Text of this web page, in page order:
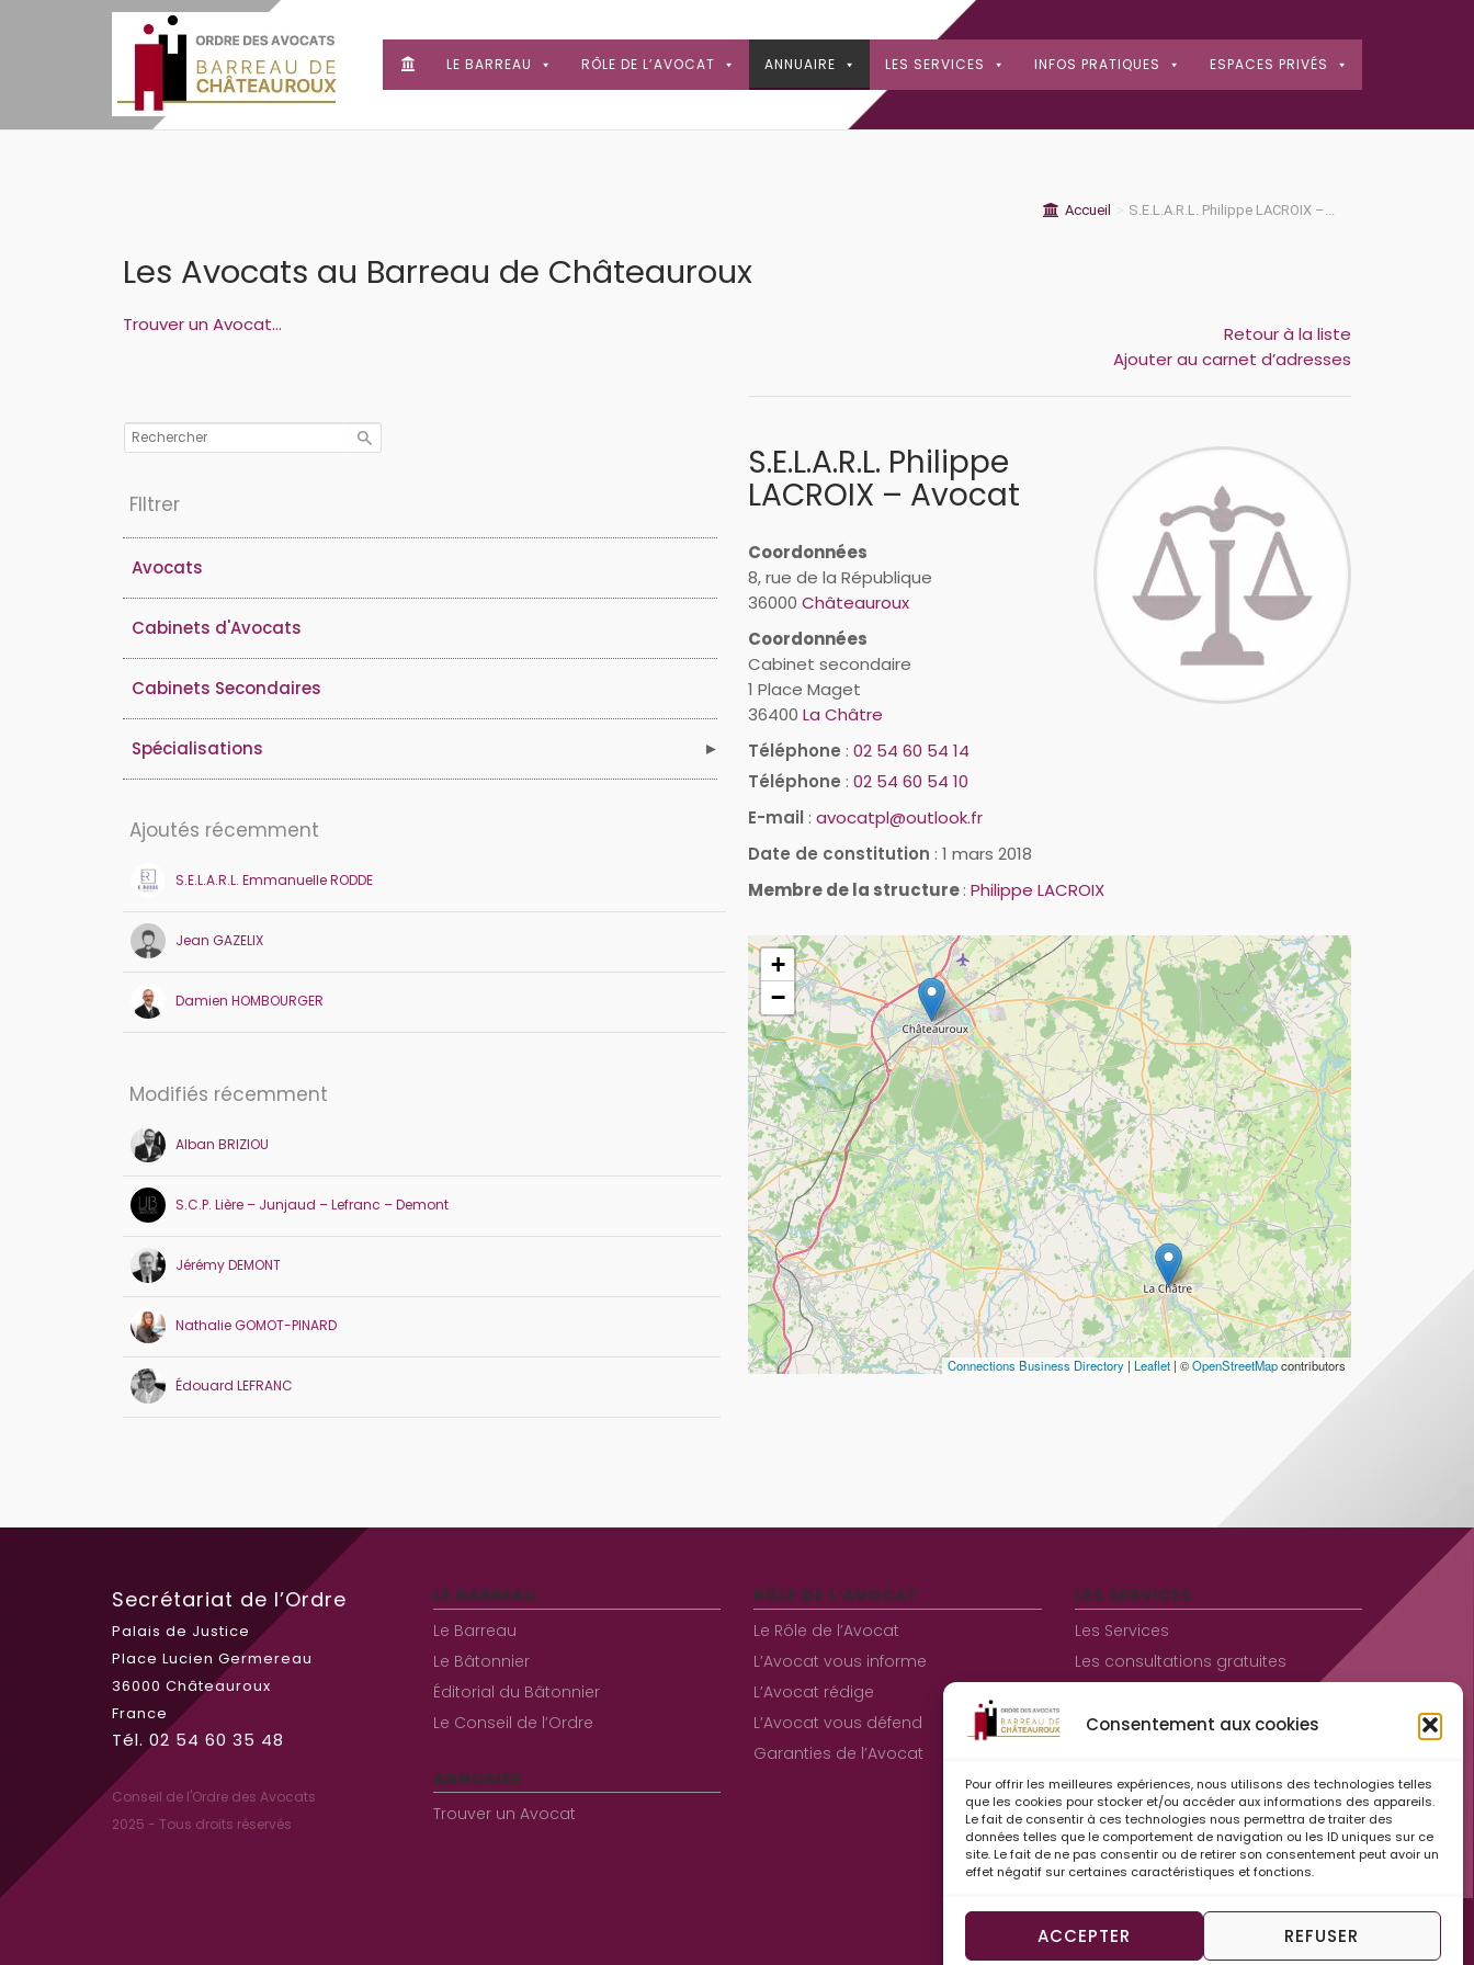
Consentement aux cookies
Pour offrir les meilleures expériences, nous utilisons des technologies telles
que les cookies pour stocker et/ou accéder aux informations des appareils.
Le fait de consentir à ces technologies nous permettra de traiter des
données telles que le comportement de navigation ou les ID uniques sur ce
site. Le fait de ne pas consentir ou de retirer son consentement peut avoir un
effet négatif sur certaines caractéristiques et fonctions.
ACCEPTER REFUSER
LE BARREAU RÔLE DE L’AVOCAT ANNUAIRE LES SERVICES INFOS PRATIQUES ESPACES PRIVÉS
Accueil S.E.L.A.R.L. Philippe LACROIX –...
Les Avocats au Barreau de Châteauroux
Trouver un Avocat…
Flltrer
Avocats
Cabinets d'Avocats
Cabinets Secondaires
Spécialisations
Ajoutés récemment
S.E.L.A.R.L. Emmanuelle RODDE
Jean GAZELIX
Damien HOMBOURGER
Modifiés récemment
Alban BRIZIOU
S.C.P. Lière – Junjaud – Lefranc – Demont
JérémyDEMONT
NathalieGOMOT-PINARD
Édouard LEFRANC
Retour à la liste
Ajouter au carnet d’adresses
S.E.L.A.R.L. Philippe
LACROIX – Avocat
Coordonnées
8, rue de la République
36000 Châteauroux
Coordonnées
Cabinet secondaire
1 Place Maget
36400 La Châtre
Téléphone : 02 54 60 54 14
Téléphone : 02 54 60 54 10
E-mail : avocatpl@outlook.fr
Date de constitution : 1 mars 2018
Membre de la structure: Philippe LACROIX
+
−
Connections Business Directory | Leaflet | ©OpenStreetMapcontributors
Secrétariat de l’Ordre
Palais de Justice
Place Lucien Germereau
36000 Châteauroux
France
Tél. 02 54 60 35 48
Conseil de l'Ordre des Avocats
2025 - Tous droits réservés
LE BARREAU
Le Barreau
Le Bâtonnier
Éditorial du Bâtonnier
Le Conseil de l’Ordre
ANNUAIRE
Trouver un Avocat
RÔLE DE L’AVOCAT
Le Rôle de l’Avocat
L’Avocat vous informe
L’Avocat rédige
L’Avocat vous défend
Garanties de l’Avocat
LES SERVICES
Les Services
Les consultations gratuites
Contact
Mentions légales
Espace Avocats
Politique de cookies (UE)